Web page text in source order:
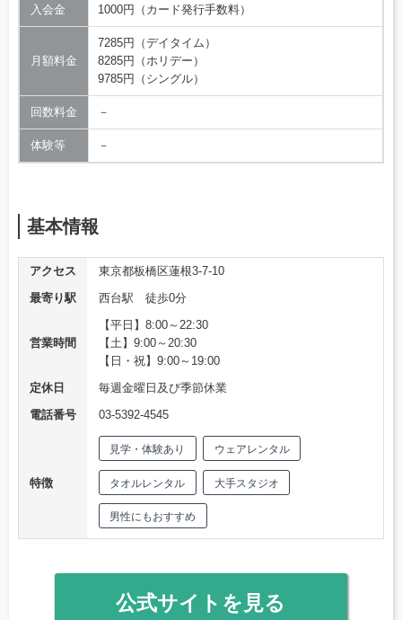
入会金 1000円（カード発行手数料）
月額料金
7285円（デイタイム）
8285円（ホリデー）
9785円（シングル）
回数料金 －
体験等 －
基本情報
アクセス
東京都板橋区蓮根3-7-10
最寄り駅
西台駅 徒歩0分
営業時間
【平日】8:00～22:30
【土】9:00～20:30
【日・祝】9:00～19:00
定休日
毎週金曜日及び季節休業
電話番号
03-5392-4545
特徴
見学・体験あり ウェアレンタル
タオルレンタル 大手スタジオ
男性にもおすすめ
公式サイトを見る